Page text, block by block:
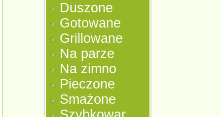
Duszone
Gotowane
Grillowane
Na parze
Na zimno
Pieczone
Smażone